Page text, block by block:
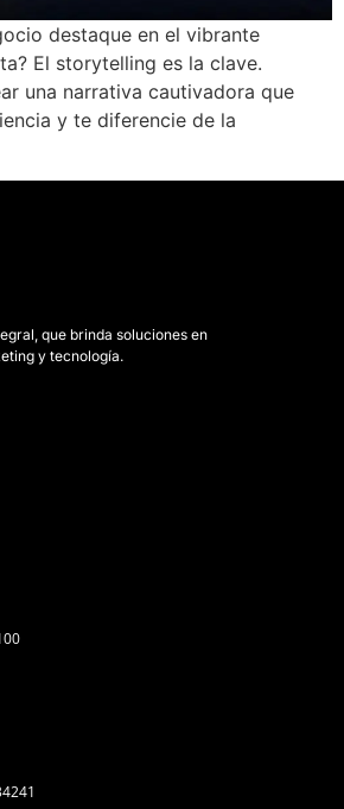
destaque en el vibrante
El storytelling es la clave.
una narrativa cautivadora que
y te diferencie de la
que brinda soluciones en
y tecnología.